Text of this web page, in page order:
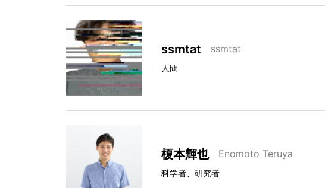
ssmtat ssmtat
人間
榎本輝也 Enomoto Teruya
科学者、研究者